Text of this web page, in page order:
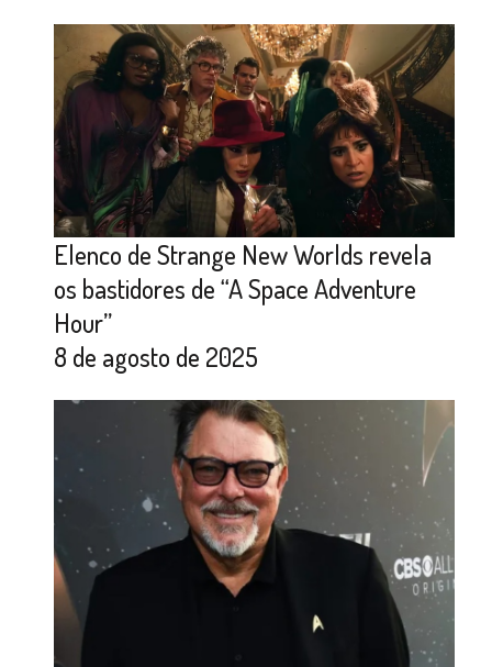
Elenco de Strange New Worlds revela
os bastidores de “A Space Adventure
Hour”
8 de agosto de 2025